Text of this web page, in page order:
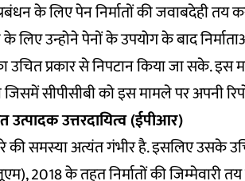
के लिए पेन निर्मातों की जवाबदेही तय
उन्होने पेनों के उपयोग के बाद
उचित प्रकार से निपटान किया जा सके. इस
सीपीसीबी को इस मामले पर अपनी
उत्पादक उत्तरदायित्व (ईपीआर)
की समस्या अत्यंत गंभीर है. इसलिए उसके
, 2018 के तहत निर्मातों की जिम्मेवारी